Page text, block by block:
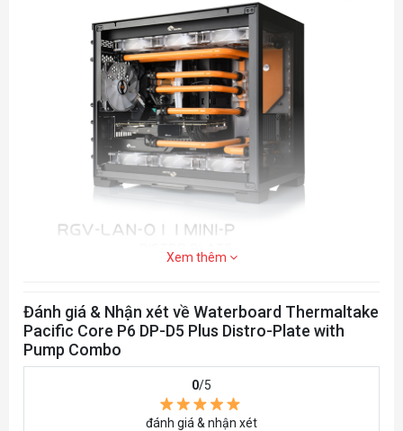
SCREW THREAD
INTERFACE
SYSTEM COMPATIBILITY
Windows
10 / 11
Xem thêm
Đánh giá & Nhận xét về Waterboard Thermaltake
Pacific Core P6 DP-D5 Plus Distro-Plate with
Pump Combo
0/5
đánh giá & nhận xét